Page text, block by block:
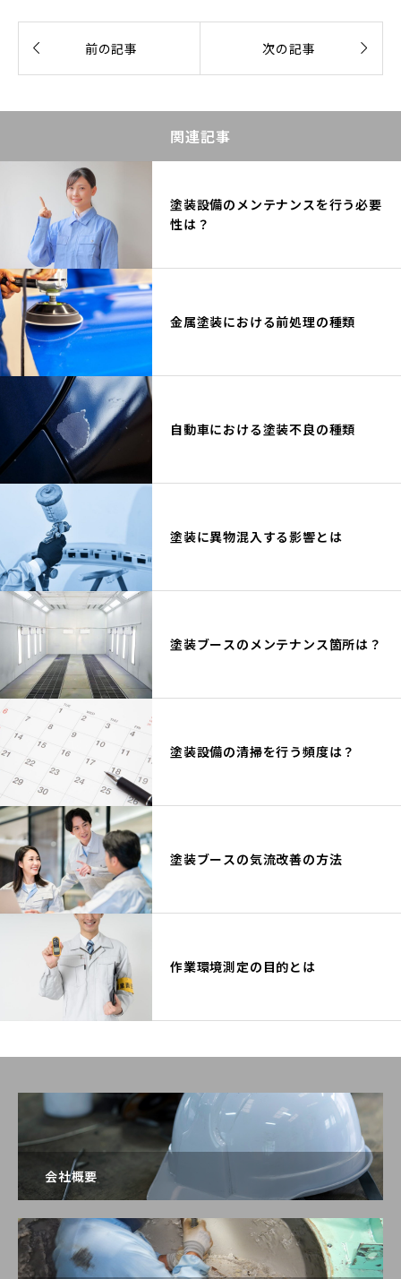
 前の記事 次の記事 
関連記事
塗装設備のメンテナンスを行う必要
性は？
金属塗装における前処理の種類
自動車における塗装不良の種類
塗装に異物混入する影響とは
塗装ブースのメンテナンス箇所は？
塗装設備の清掃を行う頻度は？
塗装ブースの気流改善の方法
作業環境測定の目的とは
会社概要